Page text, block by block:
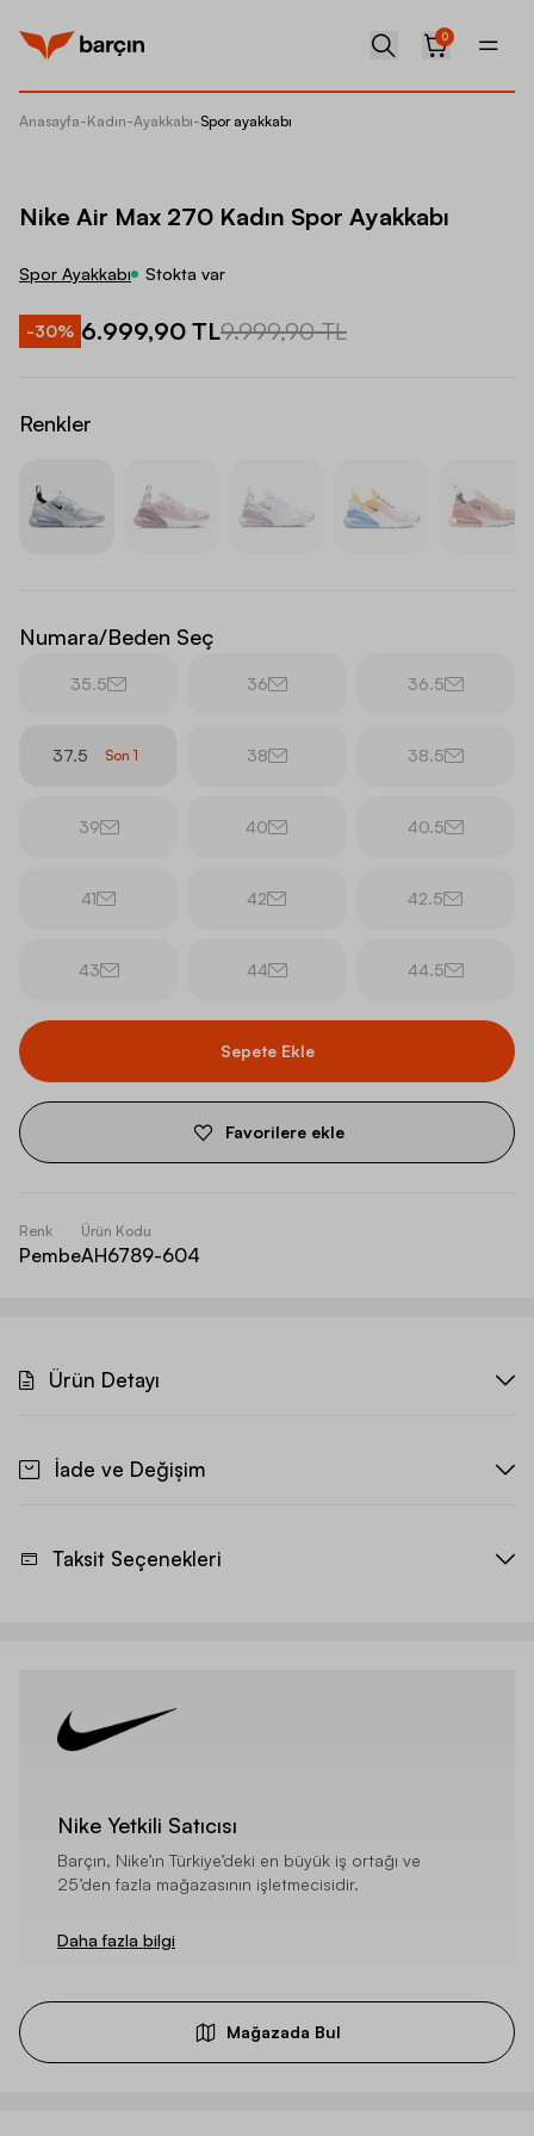
0
Anasayfa-Kadın-Ayakkabı-Spor ayakkabı
Nike Air Max 270 Kadın Spor Ayakkabı
Spor Ayakkabı Stokta var
-30% 6.999,90 TL9.999,90 TL
Renkler
Numara/Beden Seç
35.5 36 36.5
37.5 Son 1 38 38.5
39 40 40.5
41 42 42.5
43 44 44.5
Sepete Ekle
Favorilere ekle
Renk
Pembe
Ürün Kodu
AH6789-604
Ürün Detayı
İade ve Değişim
Taksit Seçenekleri
Nike Yetkili Satıcısı
Barçın, Nike’ın Türkiye’deki en büyük iş ortağı ve
25’den fazla mağazasının işletmecisidir.
Daha fazla bilgi
Mağazada Bul